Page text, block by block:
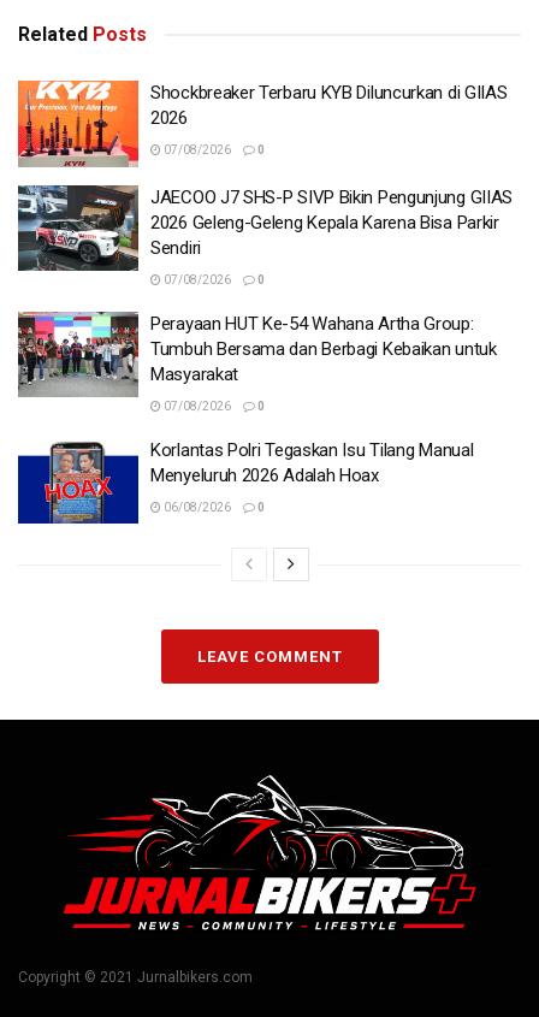
Related Posts
Shockbreaker Terbaru KYB Diluncurkan di GIIAS
2026
07/08/2026 0
JAECOO J7 SHS-P SIVP Bikin Pengunjung GIIAS
2026 Geleng-Geleng Kepala Karena Bisa Parkir
Sendiri
07/08/2026 0
Perayaan HUT Ke-54 Wahana Artha Group:
Tumbuh Bersama dan Berbagi Kebaikan untuk
Masyarakat
07/08/2026 0
Korlantas Polri Tegaskan Isu Tilang Manual
Menyeluruh 2026 Adalah Hoax
06/08/2026 0
LEAVE COMMENT
Copyright © 2021 Jurnalbikers.com